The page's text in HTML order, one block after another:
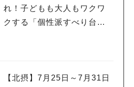
れ！子どもも大人もワクワ
クする「個性派すべり台」
【北摂】7月25日～7月31日